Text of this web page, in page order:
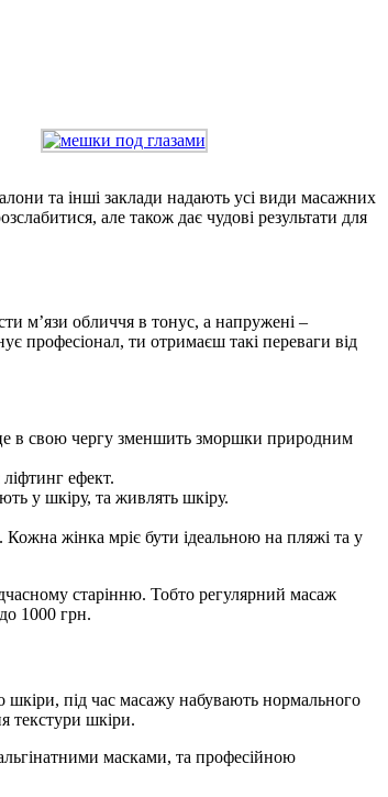
та інші заклади надають усі види масажних
але також дає чудові результати для
м’язи обличчя в тонус, а напружені –
професіонал, ти отримаєш такі переваги від
в свою чергу зменшить зморшки природним
ефект.
у шкіру, та живлять шкіру.
жінка мріє бути ідеальною на пляжі та у
старінню. Тобто регулярний масаж
1000 грн.
шкіри, під час масажу набувають нормального
текстури шкіри.
масками, та професійною